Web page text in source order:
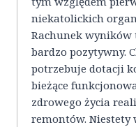
niekatolickich
Rachunek wyników
bardzo pozytywny.
potrzebuje dotacji
bieżące
zdrowego życia
remontów. Niestety